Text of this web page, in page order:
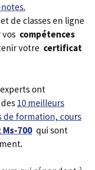
de classes en ligne
compétences
votre certificat
ont
10 meilleurs
de formation, cours
700 qui sont